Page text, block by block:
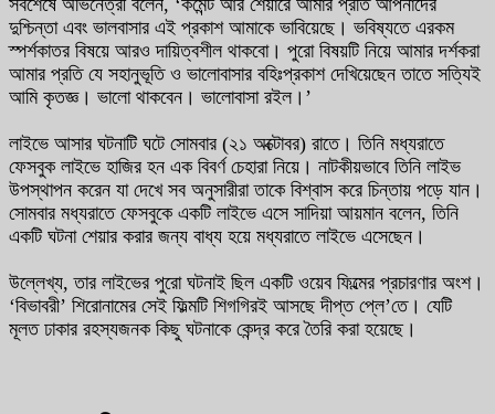
সবশেষে অভিনেত্রী বলেন, ‘কমেন্ট আর শেয়ারে আমার প্রতি আপনাদের
দুশ্চিন্তা এবং ভালবাসার এই প্রকাশ আমাকে ভাবিয়েছে। ভবিষ্যতে এরকম
স্পর্শকাতর বিষয়ে আরও দায়িত্বশীল থাকবো। পুরো বিষয়টি নিয়ে আমার দর্শকরা
আমার প্রতি যে সহানুভূতি ও ভালোবাসার বহিঃপ্রকাশ দেখিয়েছেন তাতে সত্যিই
আমি কৃতজ্ঞ। ভালো থাকবেন। ভালোবাসা রইল।’
লাইভে আসার ঘটনাটি ঘটে সোমবার (২১ অক্টোবর) রাতে। তিনি মধ্যরাতে
ফেসবুক লাইভে হাজির হন এক বিবর্ণ চেহারা নিয়ে। নাটকীয়ভাবে তিনি লাইভ
উপস্থাপন করেন যা দেখে সব অনুসারীরা তাকে বিশ্বাস করে চিন্তায় পড়ে যান।
সোমবার মধ্যরাতে ফেসবুকে একটি লাইভে এসে সাদিয়া আয়মান বলেন, তিনি
একটি ঘটনা শেয়ার করার জন্য বাধ্য হয়ে মধ্যরাতে লাইভে এসেছেন।
উল্লেখ্য, তার লাইভের পুরো ঘটনাই ছিল একটি ওয়েব ফিল্মের প্রচারণার অংশ।
‘বিভাবরী’ শিরোনামের সেই ফিল্মটি শিগগিরই আসছে দীপ্ত প্লে’তে। যেটি
মূলত ঢাকার রহস্যজনক কিছু ঘটনাকে কেন্দ্র করে তৈরি করা হয়েছে।